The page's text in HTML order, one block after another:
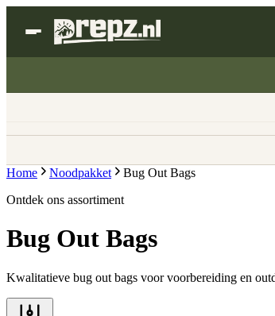
Home Noodpakket
Bug Out Bags
Ontdek ons assortiment
Bug Out Bags
Kwalitatieve bug out bags voor voorbereiding en